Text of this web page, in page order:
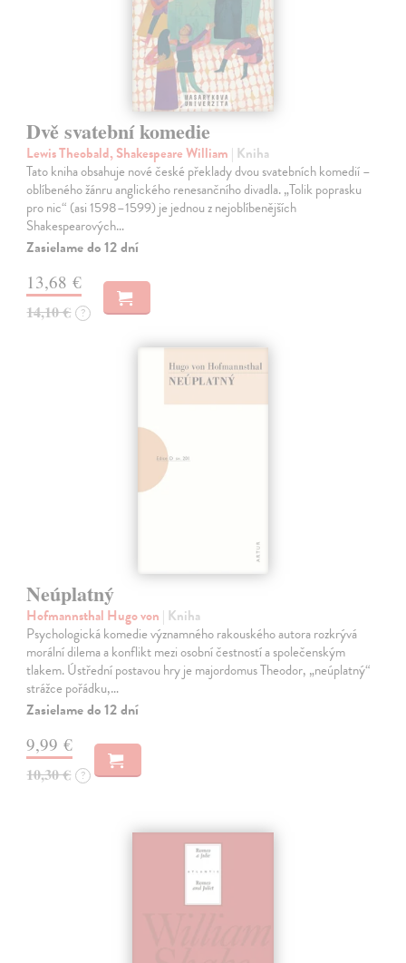
Dvě svatební komedie
Lewis Theobald, Shakespeare William | Kniha
Tato kniha obsahuje nové české překlady dvou svatebních komedií –
oblíbeného žánru anglického renesančního divadla. „Tolik poprasku
pro nic“ (asi 1598–1599) je jednou z nejoblíbenějších
Shakespearových…
Zasielame do 12 dní
13,68 €
14,10 € ?
Neúplatný
Hofmannsthal Hugo von | Kniha
Psychologická komedie významného rakouského autora rozkrývá
morální dilema a konflikt mezi osobní čestností a společenským
tlakem. Ústřední postavou hry je majordomus Theodor, „neúplatný“
strážce pořádku,…
Zasielame do 12 dní
9,99 €
10,30 € ?